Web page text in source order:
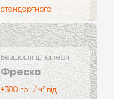
стандартного
Безшовні шпалери
Фреска
+380 грн/м² від